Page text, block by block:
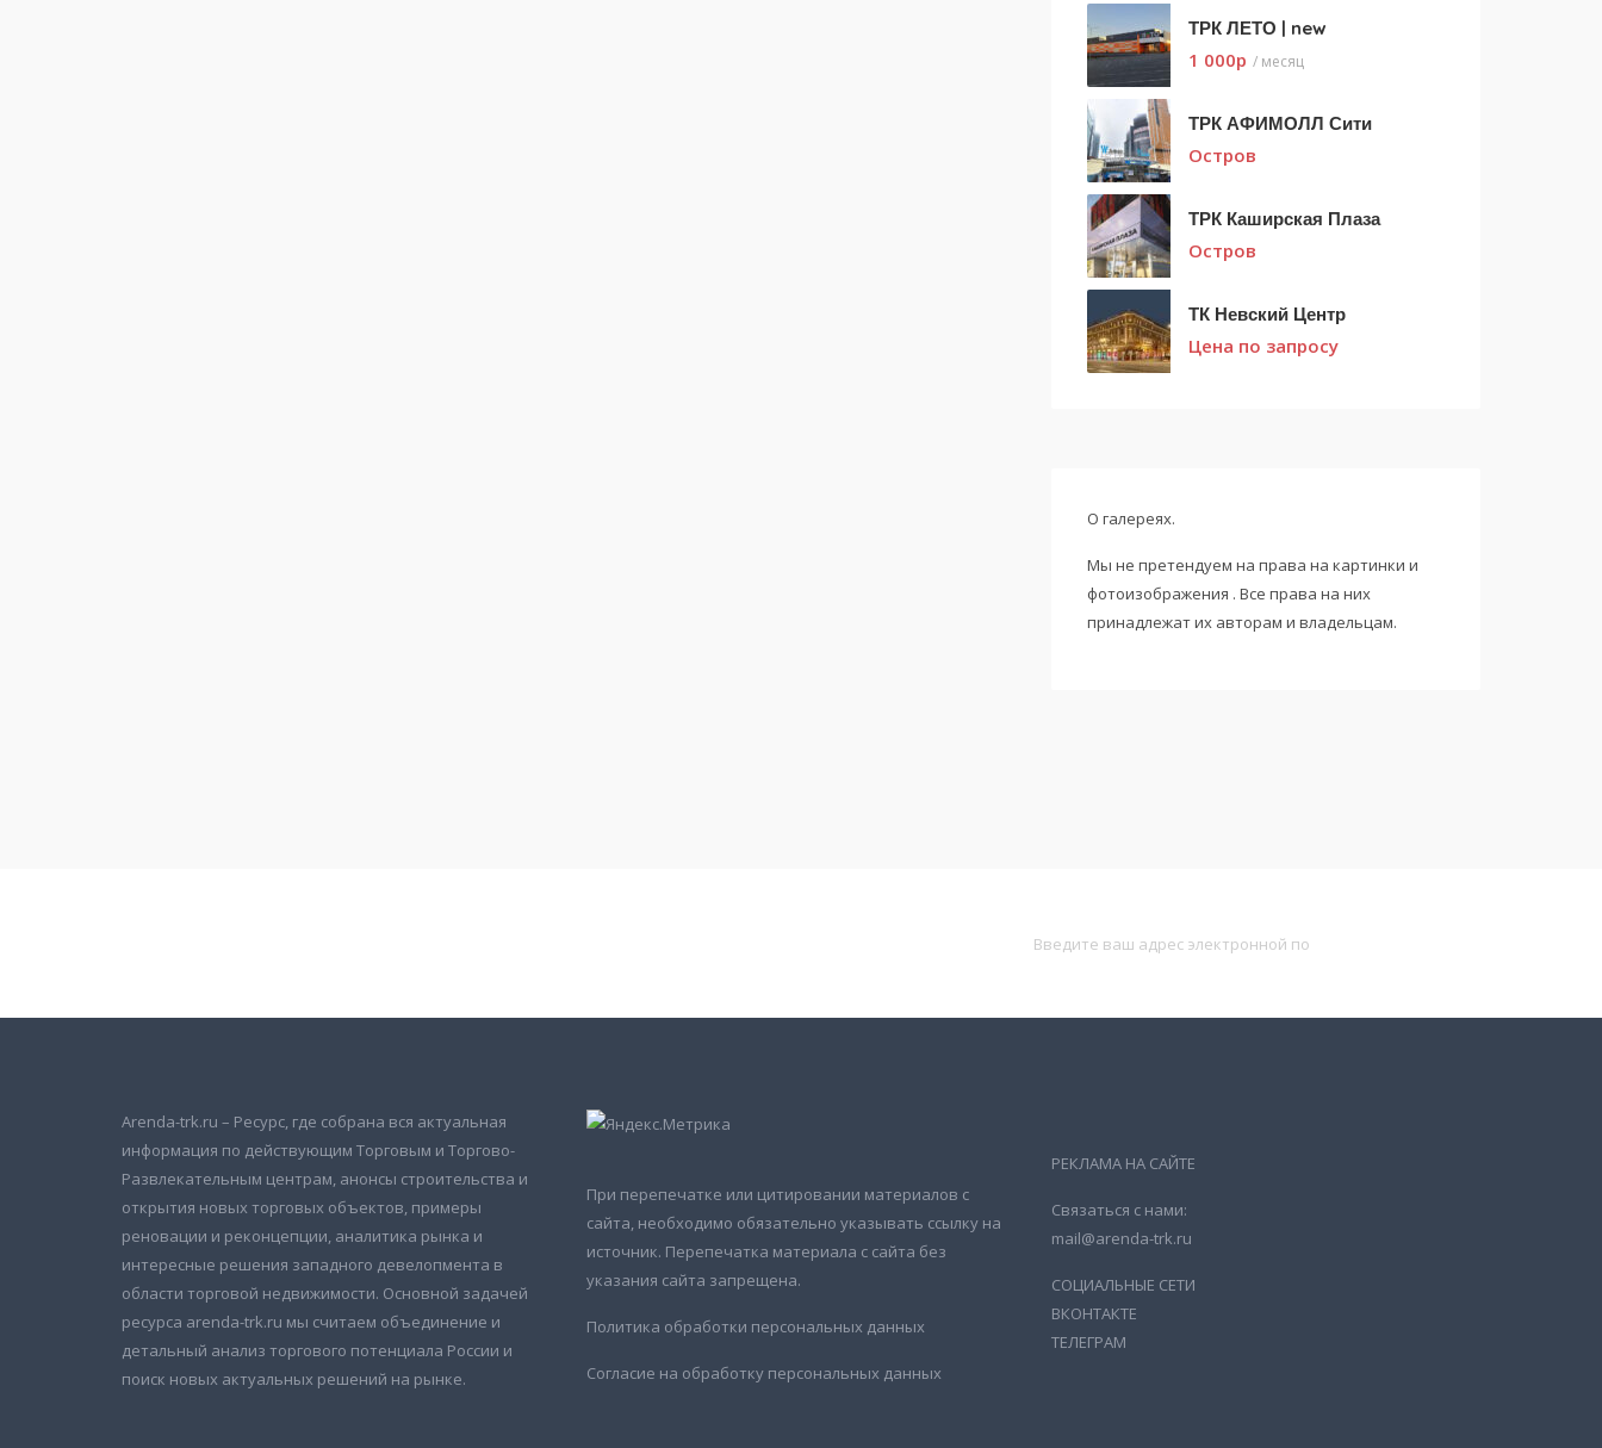
ТРК ЛЕТО | new
1 000p / месяц
ТРК АФИМОЛЛ Сити
Остров
ТРК Каширская Плаза
Остров
ТК Невский Центр
Цена по запросу
О галереях.
Мы не претендуем на права на картинки и
фотоизображения . Все права на них
принадлежат их авторам и владельцам.
Arenda-trk.ru – Ресурс, где собрана вся актуальная
информация по действующим Торговым и Торгово-
Развлекательным центрам, анонсы строительства и
открытия новых торговых объектов, примеры
реновации и реконцепции, аналитика рынка и
интересные решения западного девелопмента в
области торговой недвижимости. Основной задачей
ресурса arenda-trk.ru мы считаем объединение и
детальный анализ торгового потенциала России и
поиск новых актуальных решений на рынке.
При перепечатке или цитировании материалов с
сайта, необходимо обязательно указывать ссылку на
источник. Перепечатка материала с сайта без
указания сайта запрещена.
Политика обработки персональных данных
Согласие на обработку персональных данных
РЕКЛАМА НА САЙТЕ
Связаться с нами:
mail@arenda-trk.ru
СОЦИАЛЬНЫЕ СЕТИ
ВКОНТАКТЕ
ТЕЛЕГРАМ